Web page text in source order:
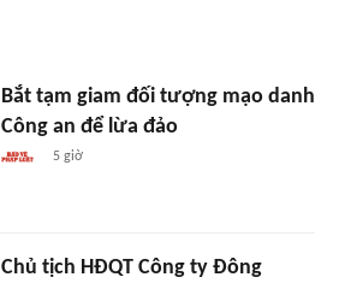
Bắt tạm giam đối tượng mạo danh
Công an để lừa đảo
5 giờ
Chủ tịch HĐQT Công ty Đông